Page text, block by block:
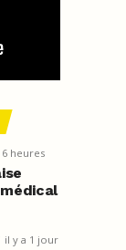
6 heures
il y a 1 jour